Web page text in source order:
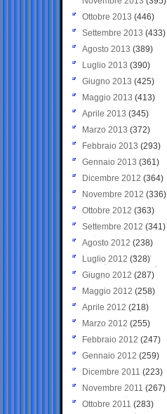
Ottobre 2013 (446)
Settembre 2013 (433)
Agosto 2013 (389)
Luglio 2013 (390)
Giugno 2013 (425)
Maggio 2013 (413)
Aprile 2013 (345)
Marzo 2013 (372)
Febbraio 2013 (293)
Gennaio 2013 (361)
Dicembre 2012 (364)
Novembre 2012 (336)
Ottobre 2012 (363)
Settembre 2012 (341)
Agosto 2012 (238)
Luglio 2012 (328)
Giugno 2012 (287)
Maggio 2012 (258)
Aprile 2012 (218)
Marzo 2012 (255)
Febbraio 2012 (247)
Gennaio 2012 (259)
Dicembre 2011 (223)
Novembre 2011 (267)
Ottobre 2011 (283)